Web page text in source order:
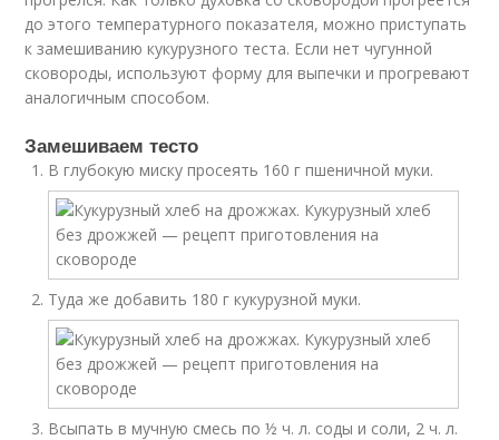
до этого температурного показателя, можно приступать
к замешиванию кукурузного теста. Если нет чугунной
сковороды, используют форму для выпечки и прогревают
аналогичным способом.
Замешиваем тесто
В глубокую миску просеять 160 г пшеничной муки.
Туда же добавить 180 г кукурузной муки.
Всыпать в мучную смесь по ½ ч. л. соды и соли, 2 ч. л.